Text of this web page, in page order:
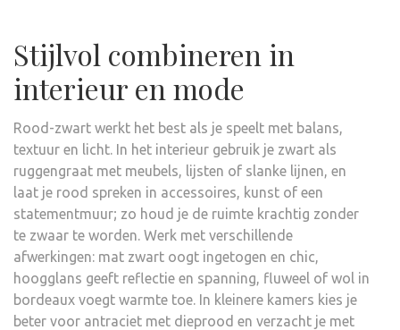
Stijlvol combineren in
interieur en mode
Rood-zwart werkt het best als je speelt met balans,
textuur en licht. In het interieur gebruik je zwart als
ruggengraat met meubels, lijsten of slanke lijnen, en
laat je rood spreken in accessoires, kunst of een
statementmuur; zo houd je de ruimte krachtig zonder
te zwaar te worden. Werk met verschillende
afwerkingen: mat zwart oogt ingetogen en chic,
hoogglans geeft reflectie en spanning, fluweel of wol in
bordeaux voegt warmte toe. In kleinere kamers kies je
beter voor antraciet met dieprood en verzacht je met